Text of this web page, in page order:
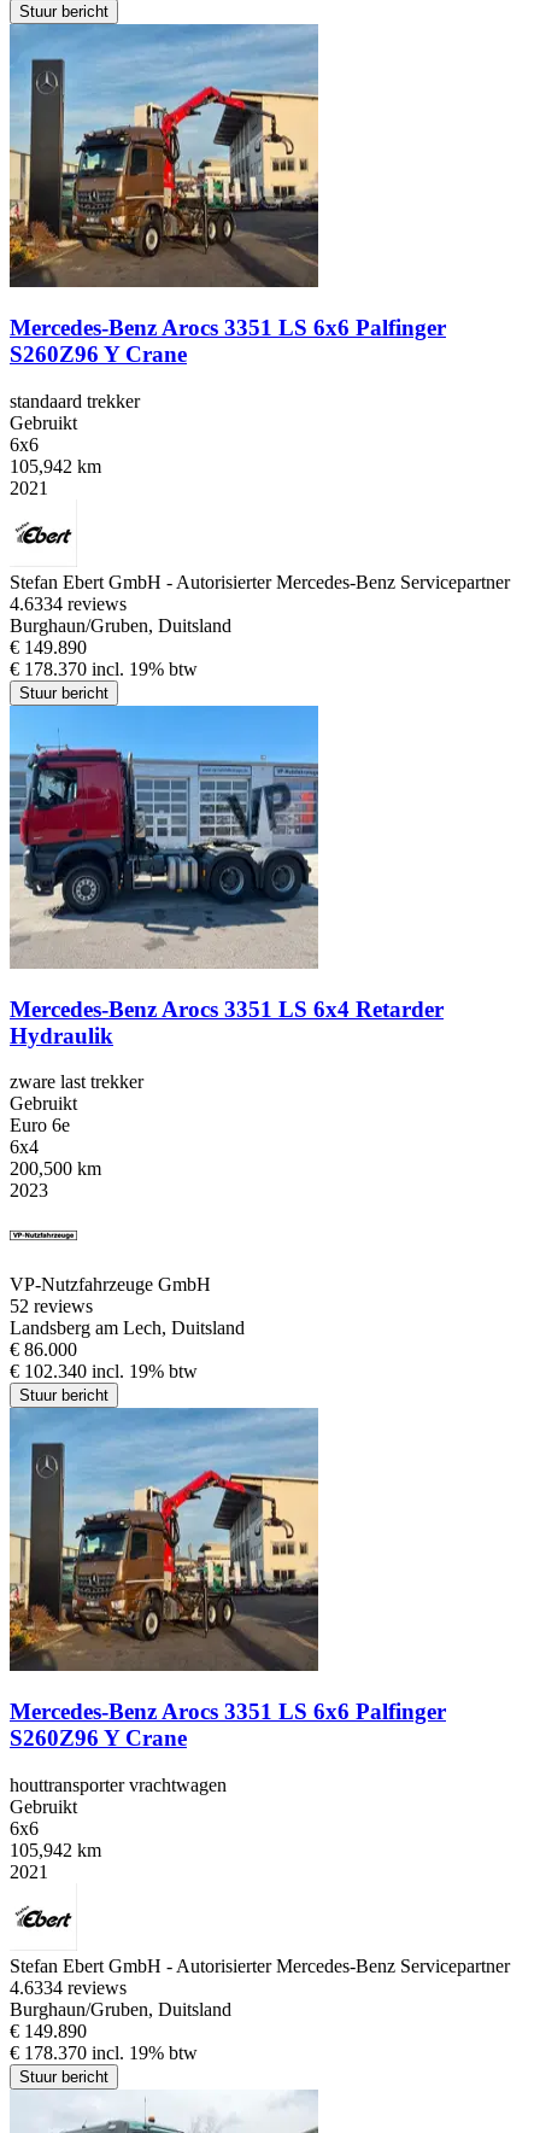
Stuur bericht
Mercedes-Benz Arocs 3351 LS 6x6 Palfinger
S260Z96 Y Crane
standaard trekker
Gebruikt
6x6
105,942 km
2021
Stefan Ebert GmbH - Autorisierter Mercedes-Benz Servicepartner
4.6334 reviews
Burghaun/Gruben, Duitsland
€ 149.890
€ 178.370 incl. 19% btw
Stuur bericht
Mercedes-Benz Arocs 3351 LS 6x4 Retarder
Hydraulik
zware last trekker
Gebruikt
Euro 6e
6x4
200,500 km
2023
VP-Nutzfahrzeuge GmbH
52 reviews
Landsberg am Lech, Duitsland
€ 86.000
€ 102.340 incl. 19% btw
Stuur bericht
Mercedes-Benz Arocs 3351 LS 6x6 Palfinger
S260Z96 Y Crane
houttransporter vrachtwagen
Gebruikt
6x6
105,942 km
2021
Stefan Ebert GmbH - Autorisierter Mercedes-Benz Servicepartner
4.6334 reviews
Burghaun/Gruben, Duitsland
€ 149.890
€ 178.370 incl. 19% btw
Stuur bericht